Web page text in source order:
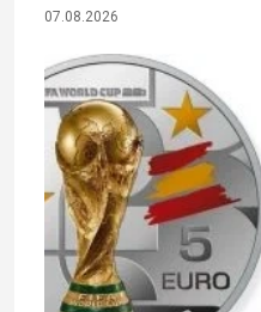
07.08.2026